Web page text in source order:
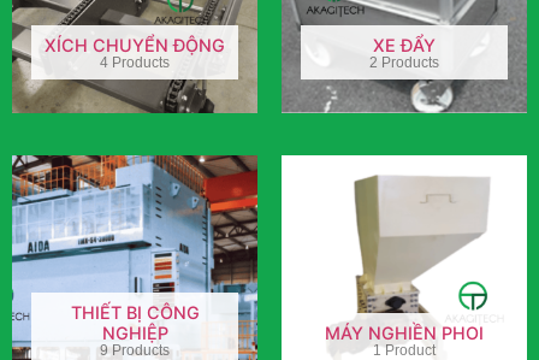
XÍCH CHUYỂN ĐỘNG
4 Products
XE ĐẨY
2 Products
THIẾT BỊ CÔNG
NGHIỆP
9 Products
MÁY NGHIỀN PHOI
1 Product